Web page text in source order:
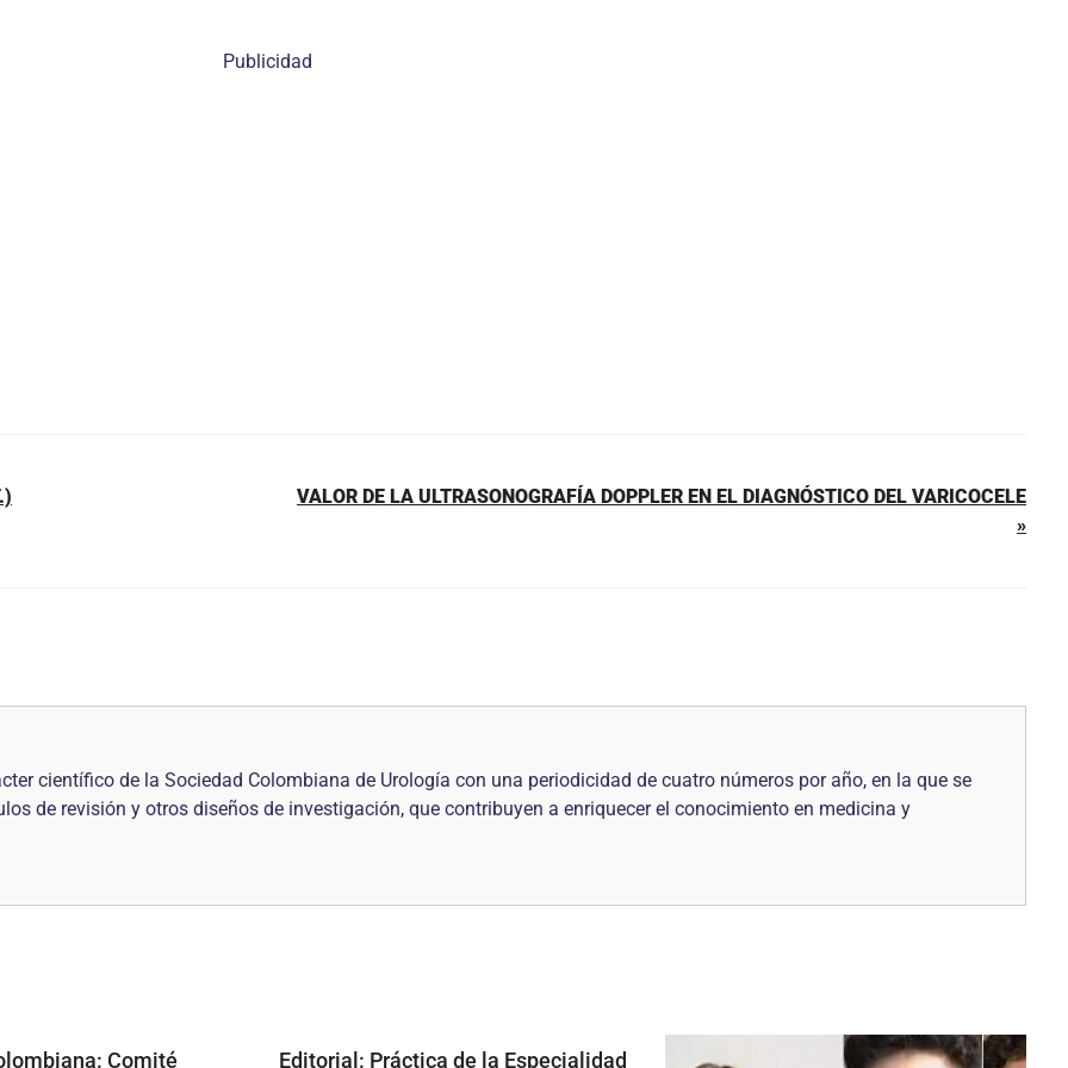
Publicidad
VALOR DE LA ULTRASONOGRAFÍA DOPPLER EN EL DIAGNÓSTICO DEL VARICOCELE
»
científico de la Sociedad Colombiana de Urología con una periodicidad de cuatro números por año, en la que se
de revisión y otros diseños de investi­gación, que contribuyen a enriquecer el conocimiento en medicina y
Comité Editorial: Práctica de la Especialidad